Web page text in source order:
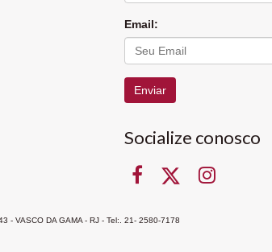
Email:
Enviar
Socialize conosco
- VASCO DA GAMA - RJ - Tel:. 21- 2580-7178